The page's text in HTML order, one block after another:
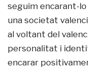
seguim encarant-
una societat
al voltant del
personalitat i
encarar